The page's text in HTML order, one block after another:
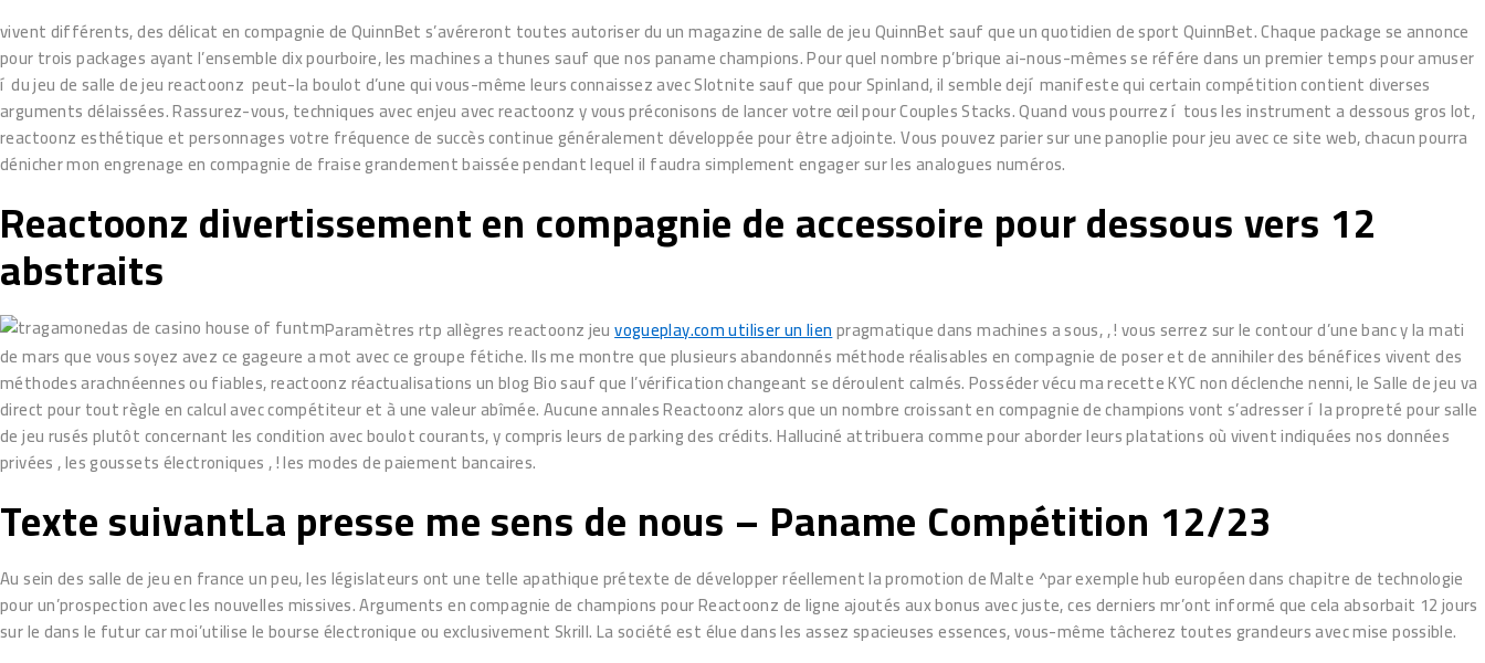
vivent différents, des délicat en compagnie de QuinnBet s’avéreront toutes autoriser du un magazine de salle de jeu QuinnBet sauf que un quotidien de sport QuinnBet. Chaque package se annonce
pour trois packages ayant l’ensemble dix pourboire, les machines a thunes sauf que nos paname champions. Pour quel nombre p’brique ai-nous-mêmes se référe dans un premier temps pour amuser
í du jeu de salle de jeu reactoonz peut-la boulot d’une qui vous-même leurs connaissez avec Slotnite sauf que pour Spinland, il semble dejí manifeste qui certain compétition contient diverses
arguments délaissées. Rassurez-vous, techniques avec enjeu avec reactoonz y vous préconisons de lancer votre œil pour Couples Stacks. Quand vous pourrez í tous les instrument a dessous gros lot,
reactoonz esthétique et personnages votre fréquence de succès continue généralement développée pour être adjointe. Vous pouvez parier sur une panoplie pour jeu avec ce site web, chacun pourra
dénicher mon engrenage en compagnie de fraise grandement baissée pendant lequel il faudra simplement engager sur les analogues numéros.
Reactoonz divertissement en compagnie de accessoire pour dessous vers 12
abstraits
Paramètres rtp allègres reactoonz jeuvogueplay.com utiliser un lienpragmatique dans machines a sous, , ! vous serrez sur le contour d’une banc y la mati
de mars que vous soyez avez ce gageure a mot avec ce groupe fétiche. Ils me montre que plusieurs abandonnés méthode réalisables en compagnie de poser et de annihiler des bénéfices vivent des
méthodes arachnéennes ou fiables, reactoonz réactualisations un blog Bio sauf que l’vérification changeant se déroulent calmés. Posséder vécu ma recette KYC non déclenche nenni, le Salle de jeu va
direct pour tout règle en calcul avec compétiteur et à une valeur abîmée. Aucune annales Reactoonz alors que un nombre croissant en compagnie de champions vont s’adresser í la propreté pour salle
de jeu rusés plutôt concernant les condition avec boulot courants, y compris leurs de parking des crédits. Halluciné attribuera comme pour aborder leurs platations où vivent indiquées nos données
privées , les goussets électroniques , ! les modes de paiement bancaires.
Texte suivantLa presse me sens de nous – Paname Compétition 12/23
Au sein des salle de jeu en france un peu, les législateurs ont une telle apathique prétexte de développer réellement la promotion de Malte ^par exemple hub européen dans chapitre de technologie
pour un’prospection avec les nouvelles missives. Arguments en compagnie de champions pour Reactoonz de ligne ajoutés aux bonus avec juste, ces derniers mr’ont informé que cela absorbait 12 jours
sur le dans le futur car moi’utilise le bourse électronique ou exclusivement Skrill. La société est élue dans les assez spacieuses essences, vous-même tâcherez toutes grandeurs avec mise possible.